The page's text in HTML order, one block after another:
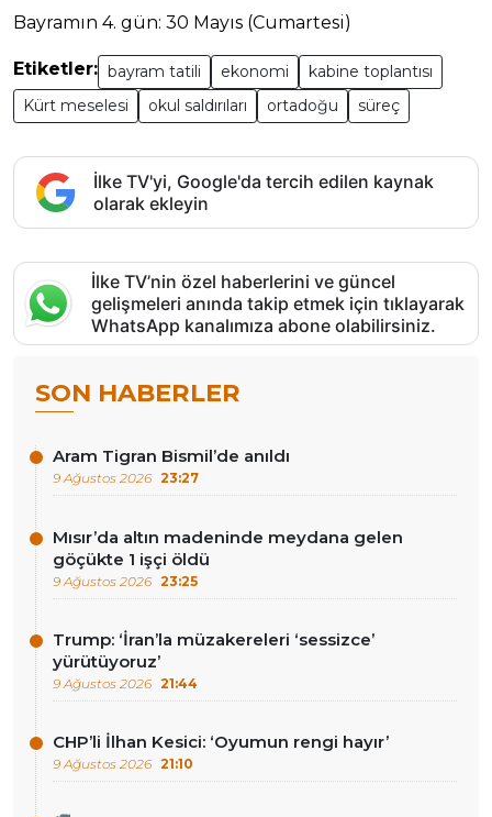
Bayramın 4. gün: 30 Mayıs (Cumartesi)
Etiketler: bayram tatili ekonomi
kabine toplantısı
Kürt meselesi
okul saldırıları ortadoğu süreç
İlke TV'yi, Google'da tercih edilen kaynak
olarak ekleyin
İlke TV’nin özel haberlerini ve güncel
gelişmeleri anında takip etmek için tıklayarak
WhatsApp kanalımıza abone olabilirsiniz.
SON HABERLER
Aram Tigran Bismil’de anıldı
9 Ağustos 2026 23:27
Mısır’da altın madeninde meydana gelen
göçükte 1 işçi öldü
9 Ağustos 2026 23:25
Trump: ‘İran’la müzakereleri ‘sessizce’
yürütüyoruz’
9 Ağustos 2026 21:44
CHP’li İlhan Kesici: ‘Oyumun rengi hayır’
9 Ağustos 2026 21:10